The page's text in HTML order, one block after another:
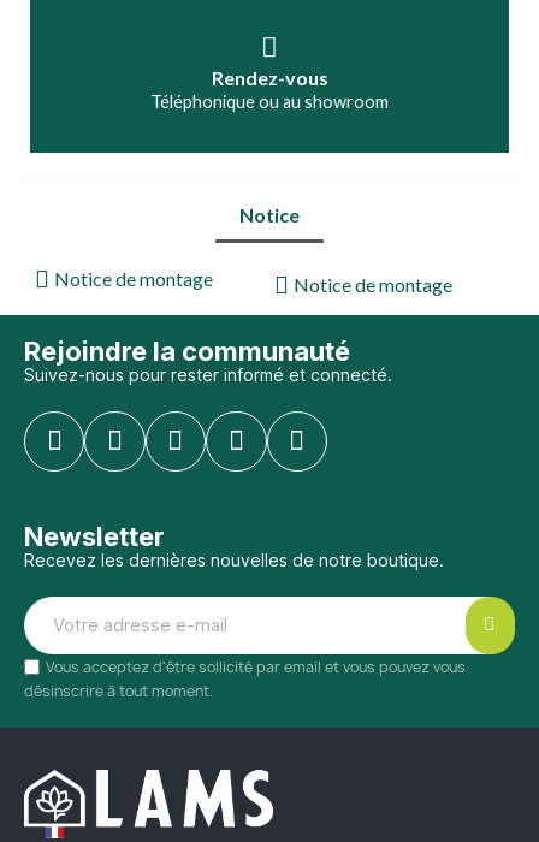
Rendez-vous
Téléphonique ou au showroom
Notice
Notice de montage Notice de montage
Rejoindre la communauté
Suivez-nous pour rester informé et connecté.
Newsletter
Recevez les dernières nouvelles de notre boutique.
Vous acceptez d'être sollicité par email et vous pouvez vous
désinscrire à tout moment.